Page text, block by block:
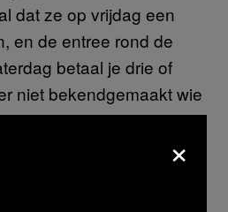
dat ze op vrijdag een
en de entree rond de
betaal je drie of
niet bekendgemaakt wie
als met dit
ik dat ze zich niet
te maken. Groningen
eigenlijk – heeft er qua
×